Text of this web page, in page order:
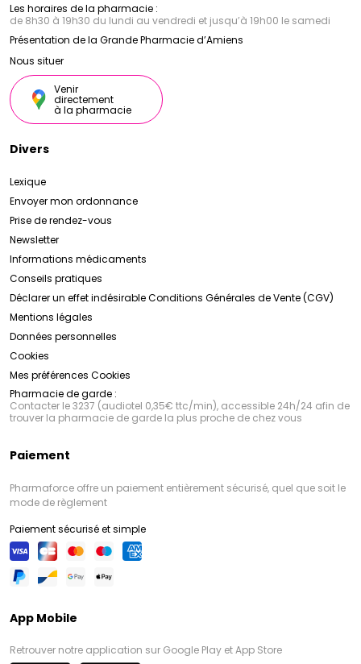
Les horaires de la pharmacie :
de 8h30 à 19h30 du lundi au vendredi et jusqu’à 19h00 le samedi
Présentation de la Grande Pharmacie d’Amiens
Nous situer
Venir
directement
à la pharmacie
Divers
Lexique
Envoyer mon ordonnance
Prise de rendez-vous
Newsletter
Informations médicaments
Conseils pratiques
Déclarer un effet indésirableConditions Générales de Vente (CGV)
Mentions légales
Données personnelles
Cookies
Mes préférences Cookies
Pharmacie de garde :
Contacter le 3237 (audiotel 0,35€ ttc/min), accessible 24h/24 afin de
trouver la pharmacie de garde la plus proche de chez vous
Paiement
Pharmaforce offre un paiement entièrement sécurisé, quel que soit le
mode de règlement
Paiement sécurisé et simple
App Mobile
Retrouver notre application sur Google Play et App Store